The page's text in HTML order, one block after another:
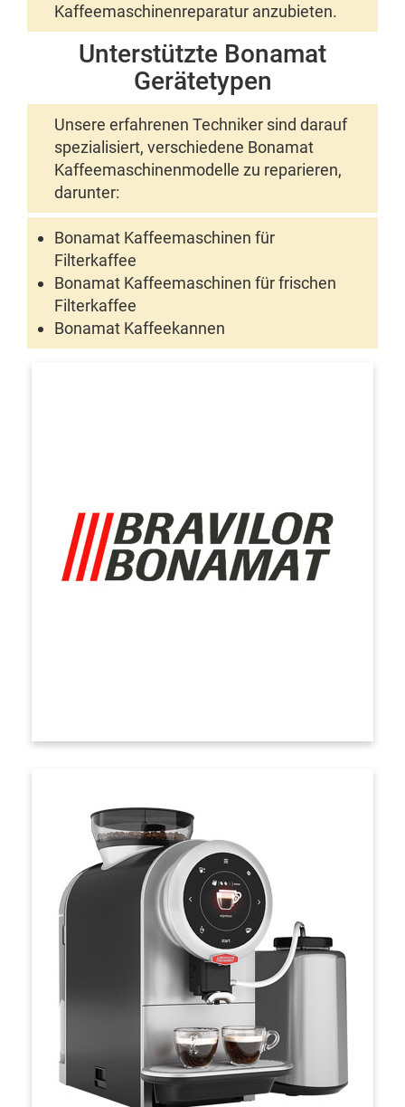
Kaffeemaschinenreparatur anzubieten.
Unterstützte Bonamat
Gerätetypen
Unsere erfahrenen Techniker sind darauf
spezialisiert, verschiedene Bonamat
Kaffeemaschinenmodelle zu reparieren,
darunter:
Bonamat Kaffeemaschinen für
Filterkaffee
Bonamat Kaffeemaschinen für frischen
Filterkaffee
Bonamat Kaffeekannen